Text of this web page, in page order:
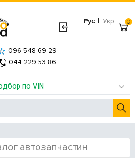
Рус | Укр
по VIN
096 548 69 29
044 229 53 86
0
автозапчастин